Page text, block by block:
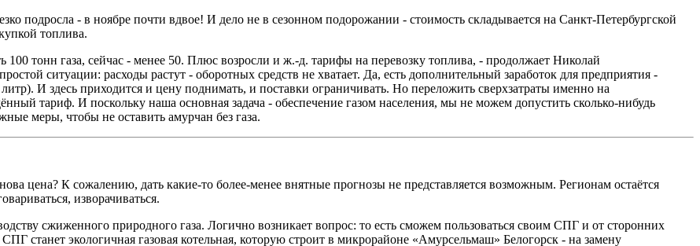
подросла - в ноябре почти вдвое! И дело не в сезонном подорожании - стоимость складывается на Санкт-Петербургской
топлива.
тонн газа, сейчас - менее 50. Плюс возросли и ж.-д. тарифы на перевозку топлива, - продолжает Николай
ситуации: расходы растут - оборотных средств не хватает. Да, есть дополнительный заработок для предприятия -
И здесь приходится и цену поднимать, и поставки ограничивать. Но переложить сверхзатраты именно на
тариф. И поскольку наша основная задача - обеспечение газом населения, мы не можем допустить сколько-нибудь
меры, чтобы не оставить амурчан без газа.
цена? К сожалению, дать какие-то более-менее внятные прогнозы не представляется возможным. Регионам остаётся
изворачиваться.
сжиженного природного газа. Логично возникает вопрос: то есть сможем пользоваться своим СПГ и от сторонних
станет экологичная газовая котельная, которую строит в микрорайоне «Амурсельмаш» Белогорск - на замену